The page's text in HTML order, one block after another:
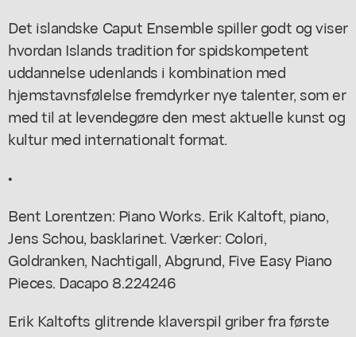
Det islandske Caput Ensemble spiller godt og viser
hvordan Islands tradition for spidskompetent
uddannelse udenlands i kombination med
hjemstavnsfølelse fremdyrker nye talenter, som er
med til at levendegøre den mest aktuelle kunst og
kultur med internationalt format.
•
Bent Lorentzen: Piano Works. Erik Kaltoft, piano,
Jens Schou, basklarinet. Værker: Colori,
Goldranken, Nachtigall, Abgrund, Five Easy Piano
Pieces. Dacapo 8.224246
Erik Kaltofts glitrende klaverspil griber fra første